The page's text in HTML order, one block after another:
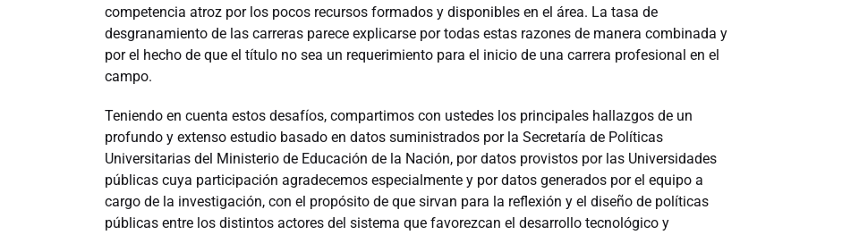
competencia atroz por los pocos recursos formados y disponibles en el área. La tasa de
desgranamiento de las carreras parece explicarse por todas estas razones de manera combinada y
por el hecho de que el título no sea un requerimiento para el inicio de una carrera profesional en el
campo.
Teniendo en cuenta estos desafíos, compartimos con ustedes los principales hallazgos de un
profundo y extenso estudio basado en datos suministrados por la Secretaría de Políticas
Universitarias del Ministerio de Educación de la Nación, por datos provistos por las Universidades
públicas cuya participación agradecemos especialmente y por datos generados por el equipo a
cargo de la investigación, con el propósito de que sirvan para la reflexión y el diseño de políticas
públicas entre los distintos actores del sistema que favorezcan el desarrollo tecnológico y